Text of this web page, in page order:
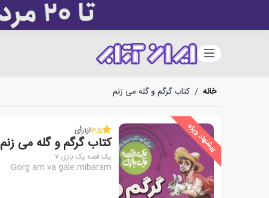
دسته‌بندی
خانه / کتاب گرگم و گله می زنم
پیشنهاد ویژه 3.5از1رأی
کتاب گرگم و گله می زنم
یک قصه یک بازی 7
Gorg am va gale mibaram